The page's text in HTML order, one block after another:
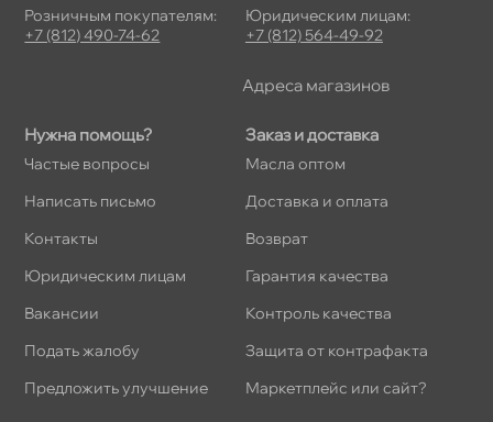
Нужна помощь?
Частые вопросы
Написать письмо
Контакты
Юридическим лицам
акансии
Подать жалобу
Предложить улучшение
Заказ и доставка
Масла оптом
Доставка и оплата
озврат
Гарантия качества
Контроль качества
Защита от контрафакта
Маркетплейс или сайт?
Розничным покупателям:
+7 (812) 490-74-62
Юридическим лицам:
+7 (812) 564-49-92
Адреса магазино